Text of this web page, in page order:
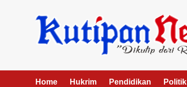
Home Hukrim Pendidikan Politik